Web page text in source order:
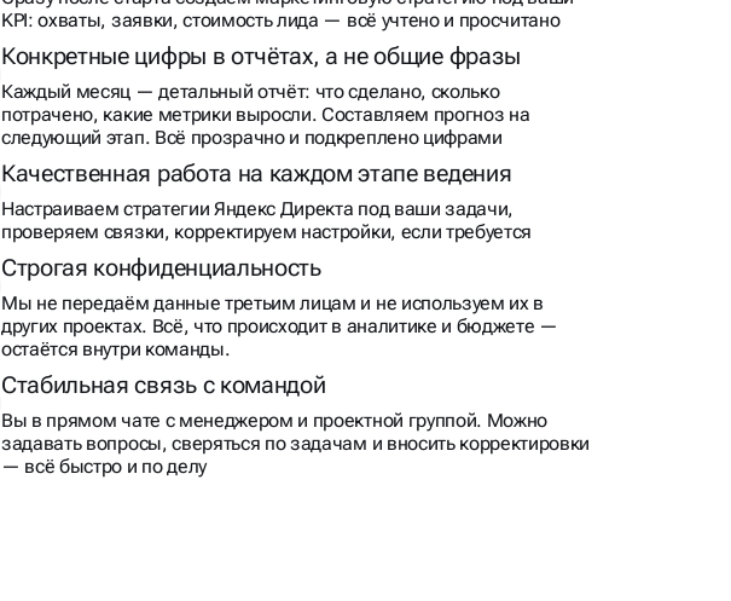
KPI: охваты, заявки, стоимость лида — всё учтено и просчитано
Конкретные цифры в отчётах, а не общие фразы
Каждый месяц — детальный отчёт: что сделано, сколько
потрачено, какие метрики выросли. Составляем прогноз на
следующий этап. Всё прозрачно и подкреплено цифрами
Качественная работа на каждом этапе ведения
Настраиваем стратегии Яндекс Директа под ваши задачи,
проверяем связки, корректируем настройки, если требуется
Строгая конфиденциальность
Мы не передаём данные третьим лицам и не используем их в
других проектах. Всё, что происходит в аналитике и бюджете —
остаётся внутри команды.
Стабильная связь с командой
Вы в прямом чате с менеджером и проектной группой. Можно
задавать вопросы, сверяться по задачам и вносить корректировки
— всё быстро и по делу